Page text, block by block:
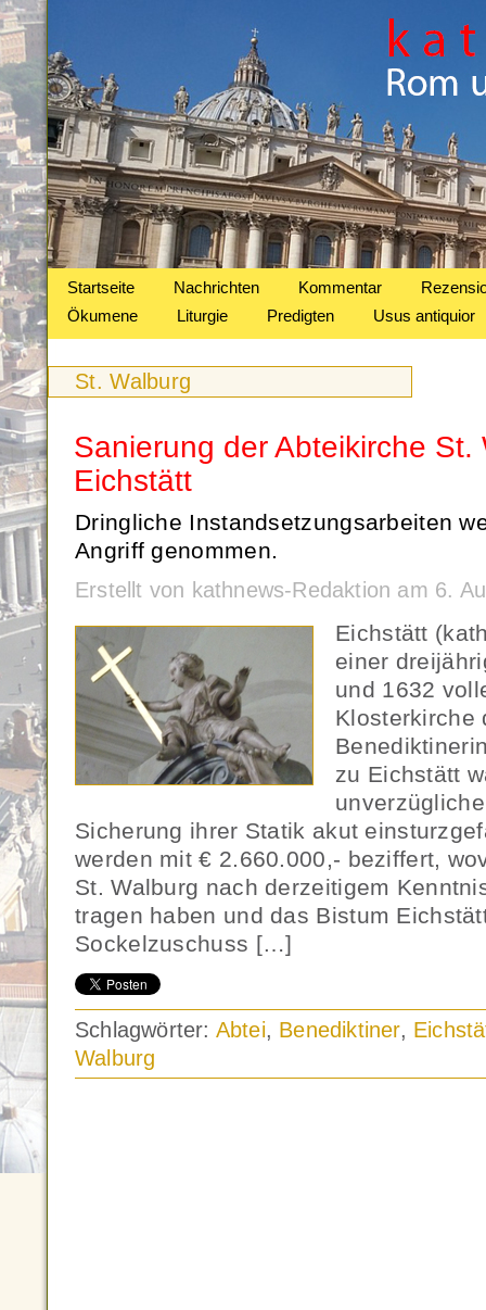
Startseite Nachrichten Kommentar
Ökumene
Liturgie Predigten Usus antiquior
St. Walburg
Sanierung der Abteikirche St.
Eichstätt
Dringliche Instandsetzungsarbeiten
Angriff genommen.
Erstellt von kathnews-Redaktion am 6.
Eichstätt
einer
und 1632
Klosterkirche
zu Eichstätt
Sicherung ihrer Statik akut
werden mit € 2.660.000,- beziffert,
St. Walburg nach derzeitigem
tragen haben und das Bistum
Sockelzuschuss […]
Schlagwörter: Abtei, Benediktiner,
Walburg